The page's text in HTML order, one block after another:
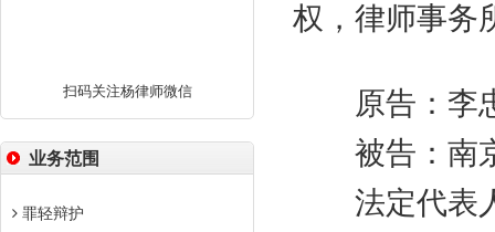
扫码关注杨律师微信
业务范围
罪轻辩护
权，律师事务
原告：李
被告：南
法定代表人